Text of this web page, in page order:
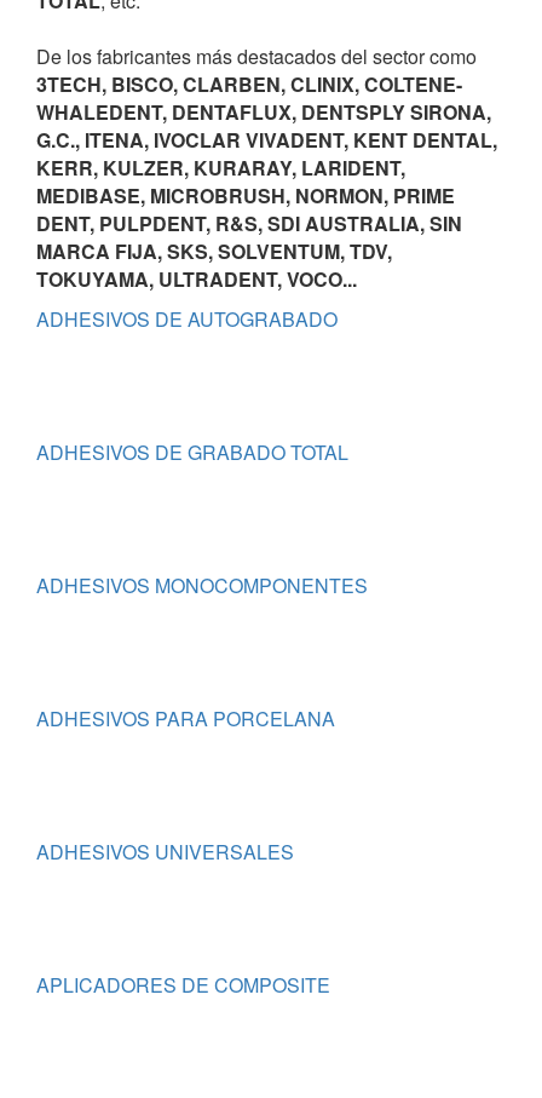
De los fabricantes más destacados del sector como
3TECH, BISCO, CLARBEN, CLINIX, COLTENE-
WHALEDENT, DENTAFLUX, DENTSPLY SIRONA,
G.C., ITENA, IVOCLAR VIVADENT, KENT DENTAL,
KERR, KULZER, KURARAY, LARIDENT,
MEDIBASE, MICROBRUSH, NORMON, PRIME
DENT, PULPDENT, R&S, SDI AUSTRALIA, SIN
MARCA FIJA, SKS, SOLVENTUM, TDV,
TOKUYAMA, ULTRADENT, VOCO...
ADHESIVOS DE AUTOGRABADO
ADHESIVOS DE GRABADO TOTAL
ADHESIVOS MONOCOMPONENTES
ADHESIVOS PARA PORCELANA
ADHESIVOS UNIVERSALES
APLICADORES DE COMPOSITE